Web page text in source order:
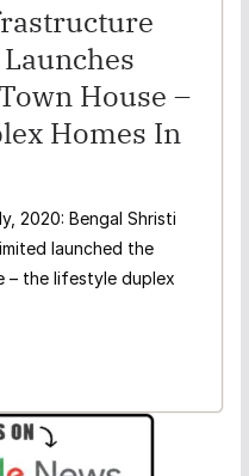
House –
Homes In
2020: Bengal Shristi
launched the
– the lifestyle duplex